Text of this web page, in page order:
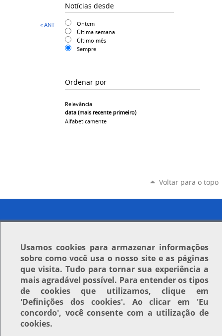
Notícias desde
Ontem
Última semana
Último mês
Sempre
Ordenar por
Relevância
data (mais recente primeiro)
Alfabeticamente
« ANTERIOR 1
Voltar para o topo
Usamos cookiespara armazenar informações
sobre como você usa o nosso site e as páginas
que visita. Tudo para tornar sua experiência a
mais agradável possível. Para entender os tipos
de cookies que utilizamos, clique em
'Definições dos cookies'. Ao clicar em 'Eu
concordo', você consente com a utilização de
cookies.